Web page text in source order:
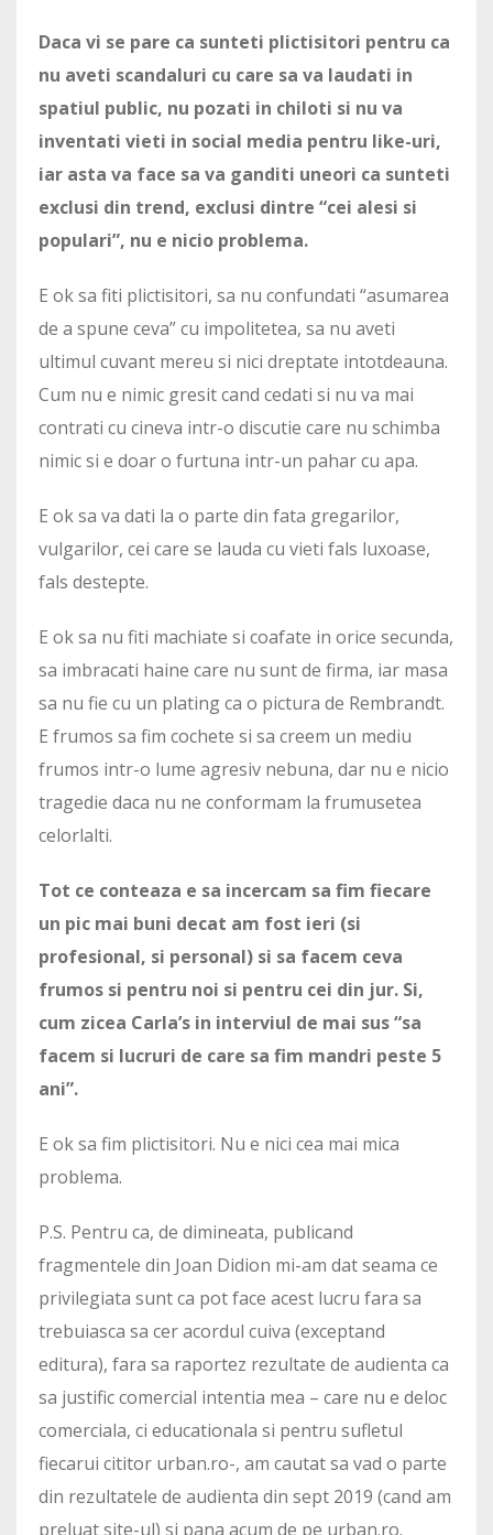
Daca vi se pare ca sunteti plictisitori pentru ca
nu aveti scandaluri cu care sa va laudati in
spatiul public, nu pozati in chiloti si nu va
inventati vieti in social media pentru like-uri,
iar asta va face sa va ganditi uneori ca sunteti
exclusi din trend, exclusi dintre “cei alesi si
populari”, nu e nicio problema.
E ok sa fiti plictisitori, sa nu confundati “asumarea
de a spune ceva” cu impolitetea, sa nu aveti
ultimul cuvant mereu si nici dreptate intotdeauna.
Cum nu e nimic gresit cand cedati si nu va mai
contrati cu cineva intr-o discutie care nu schimba
nimic si e doar o furtuna intr-un pahar cu apa.
E ok sa va dati la o parte din fata gregarilor,
vulgarilor, cei care se lauda cu vieti fals luxoase,
fals destepte.
E ok sa nu fiti machiate si coafate in orice secunda,
sa imbracati haine care nu sunt de firma, iar masa
sa nu fie cu un plating ca o pictura de Rembrandt.
E frumos sa fim cochete si sa creem un mediu
frumos intr-o lume agresiv nebuna, dar nu e nicio
tragedie daca nu ne conformam la frumusetea
celorlalti.
Tot ce conteaza e sa incercam sa fim fiecare
un pic mai buni decat am fost ieri (si
profesional, si personal) si sa facem ceva
frumos si pentru noi si pentru cei din jur. Si,
cum zicea Carla’s in interviul de mai sus “sa
facem si lucruri de care sa fim mandri peste 5
ani”.
E ok sa fim plictisitori. Nu e nici cea mai mica
problema.
P.S. Pentru ca, de dimineata, publicand
fragmentele din Joan Didion mi-am dat seama ce
privilegiata sunt ca pot face acest lucru fara sa
trebuiasca sa cer acordul cuiva (exceptand
editura), fara sa raportez rezultate de audienta ca
sa justific comercial intentia mea – care nu e deloc
comerciala, ci educationala si pentru sufletul
fiecarui cititor urban.ro-, am cautat sa vad o parte
din rezultatele de audienta din sept 2019 (cand am
preluat site-ul) si pana acum de pe urban.ro.